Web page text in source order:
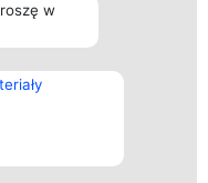
w
Kontakt
Kontakt